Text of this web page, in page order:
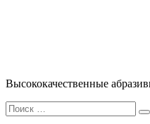
Высококачественные
Искать: